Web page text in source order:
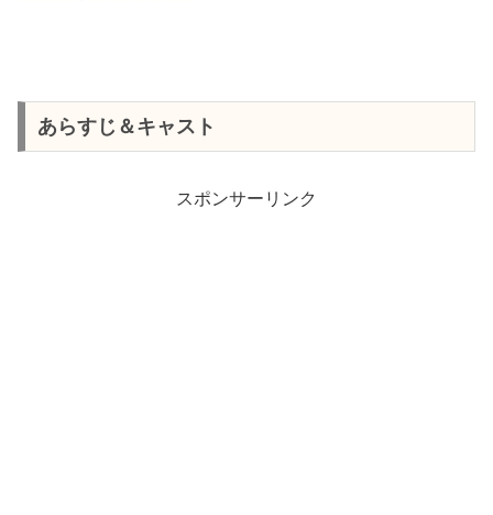
あらすじ＆キャスト
スポンサーリンク